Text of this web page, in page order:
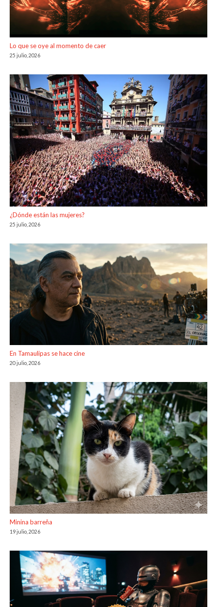
Lo que se oye al momento de caer
25 julio, 2026
¿Dónde están las mujeres?
25 julio, 2026
En Tamaulipas se hace cine
20 julio, 2026
Minina barreña
19 julio, 2026